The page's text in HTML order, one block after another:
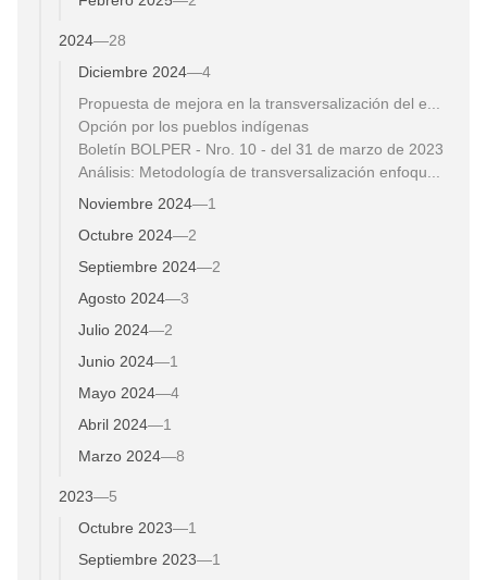
2024—28
Diciembre 2024—4
Propuesta de mejora en la transversalización del e...
Opción por los pueblos indígenas
Boletín BOLPER - Nro. 10 - del 31 de marzo de 2023
Análisis: Metodología de transversalización enfoqu...
Noviembre 2024—1
Octubre 2024—2
Septiembre 2024—2
Agosto 2024—3
Julio 2024—2
Junio 2024—1
Mayo 2024—4
Abril 2024—1
Marzo 2024—8
2023—5
Octubre 2023—1
Septiembre 2023—1